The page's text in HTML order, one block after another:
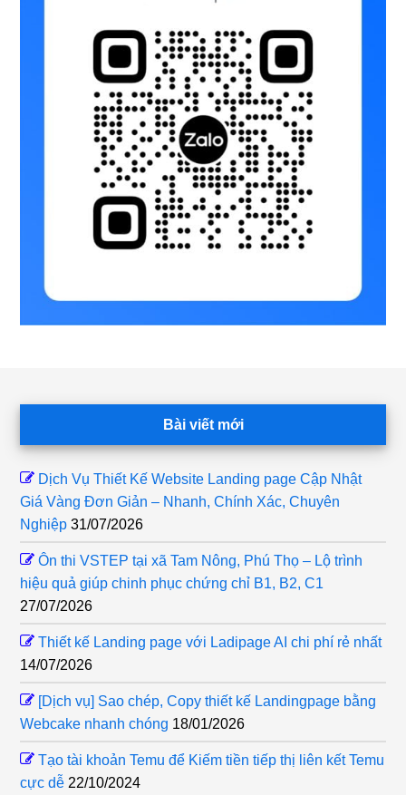
Bài viết mới
Dịch Vụ Thiết Kế Website Landing page Cập Nhật
Giá Vàng Đơn Giản – Nhanh, Chính Xác, Chuyên
Nghiệp 31/07/2026
Ôn thi VSTEP tại xã Tam Nông, Phú Thọ – Lộ trình
hiệu quả giúp chinh phục chứng chỉ B1, B2, C1
27/07/2026
Thiết kế Landing page với Ladipage AI chi phí rẻ nhất
14/07/2026
[Dịch vụ] Sao chép, Copy thiết kế Landingpage bằng
Webcake nhanh chóng 18/01/2026
Tạo tài khoản Temu để Kiếm tiền tiếp thị liên kết Temu
cực dễ 22/10/2024